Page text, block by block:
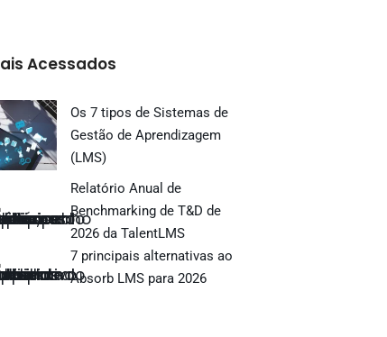
Acessados
Os 7 tipos de Sistemas de
Gestão de Aprendizagem
(LMS)
Relatório Anual de
Benchmarking de T&D de
2026 da TalentLMS
7 principais alternativas ao
Absorb LMS para 2026